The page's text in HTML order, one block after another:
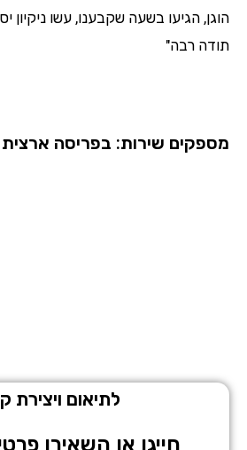
הוגן, הגיעו בשעה שקבענו, עשו ניקיון
תודה רבה"
מספקים שירות: בפריסה ארצית
לתיאום ויצירת
חייגו או השאירו